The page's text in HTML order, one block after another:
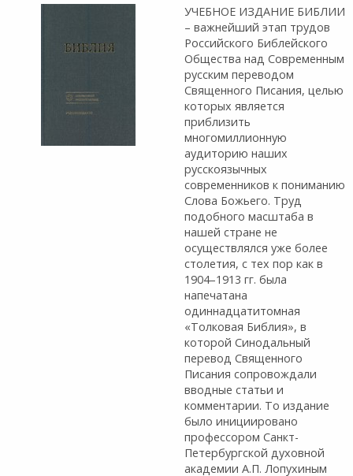
УЧЕБНОЕ ИЗДАНИЕ БИБЛИИ
– важнейший этап трудов
Российского Библейского
Общества над Cовременным
русским переводом
Священного Писания, целью
которых является
приблизить
многомиллионную
аудиторию наших
русскоязычных
современников к пониманию
Слова Божьего. Труд
подобного масштаба в
нашей стране не
осуществлялся уже более
столетия, с тех пор как в
1904–1913 гг. была
напечатана
одиннадцатитомная
«Толковая Библия», в
которой Синодальный
перевод Священного
Писания сопровождали
вводные статьи и
комментарии. То издание
было инициировано
профессором Санкт-
Петербургской духовной
академии А.П. Лопухиным